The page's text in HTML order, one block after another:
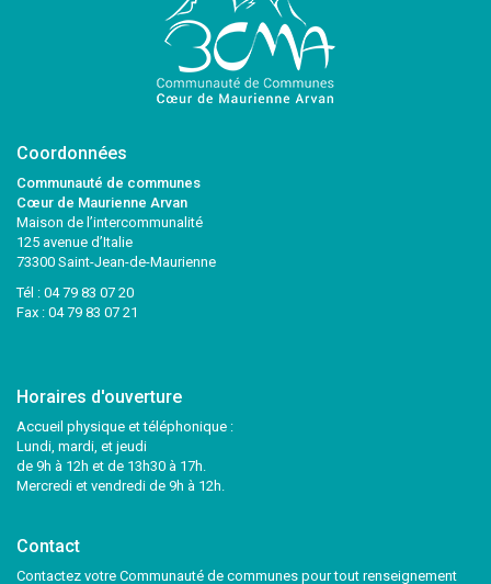
Coordonnées
Communauté de communes
Cœur de Maurienne Arvan
Maison de l’intercommunalité
125 avenue d’Italie
73300 Saint-Jean-de-Maurienne
Tél : 04 79 83 07 20
Fax : 04 79 83 07 21
Horaires d'ouverture
Accueil physique et téléphonique :
Lundi, mardi, et jeudi
de 9h à 12h et de 13h30 à 17h.
Mercredi et vendredi de 9h à 12h.
Contact
Contactez votre Communauté de communes pour tout renseignement